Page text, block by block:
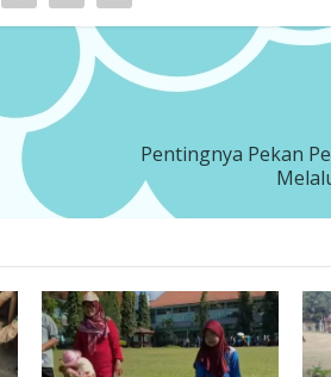
Pentingnya Pekan